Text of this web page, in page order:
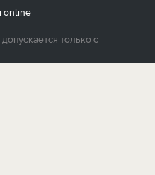
online
только с